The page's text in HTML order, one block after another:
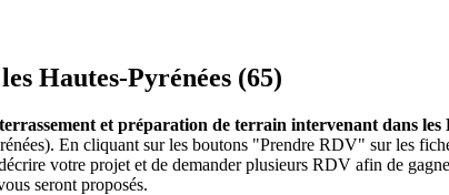
Hautes-Pyrénées (65)
et préparation de terrain intervenant dans les
En cliquant sur les boutons "Prendre RDV" sur les
votre projet et de demander plusieurs RDV afin de
seront proposés.